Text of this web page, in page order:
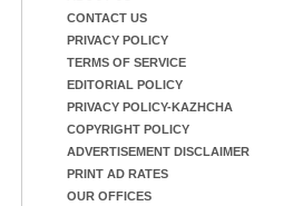
CONTACT US
PRIVACY POLICY
TERMS OF SERVICE
EDITORIAL POLICY
PRIVACY POLICY-KAZHCHA
COPYRIGHT POLICY
ADVERTISEMENT DISCLAIMER
PRINT AD RATES
OUR OFFICES